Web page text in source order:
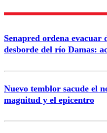
Correo
Senapred ordena evacuar
desborde del río Damas:
Nuevo temblor sacude el
magnitud y el epicentro